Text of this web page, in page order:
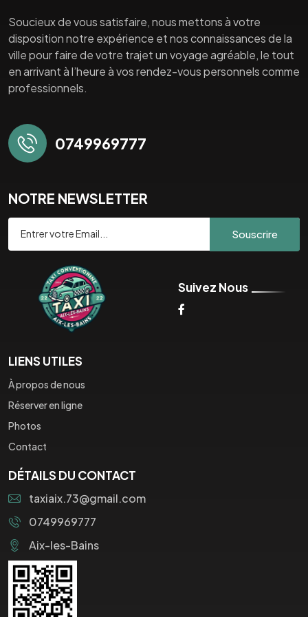
Soucieux de vous satisfaire, nous mettons à votre
disposition notre expérience et nos connaissances de la
ville pour faire de votre trajet un voyage agréable, le tout
en arrivant à l’heure à vos rendez-vous personnels comme
professionnels.
0749969777
NOTRE NEWSLETTER
Souscrire
Suivez Nous
LIENS UTILES
À propos de nous
Réserver en ligne
Photos
Contact
DÉTAILS DU CONTACT
taxiaix.73@gmail.com
0749969777
Aix-les-Bains